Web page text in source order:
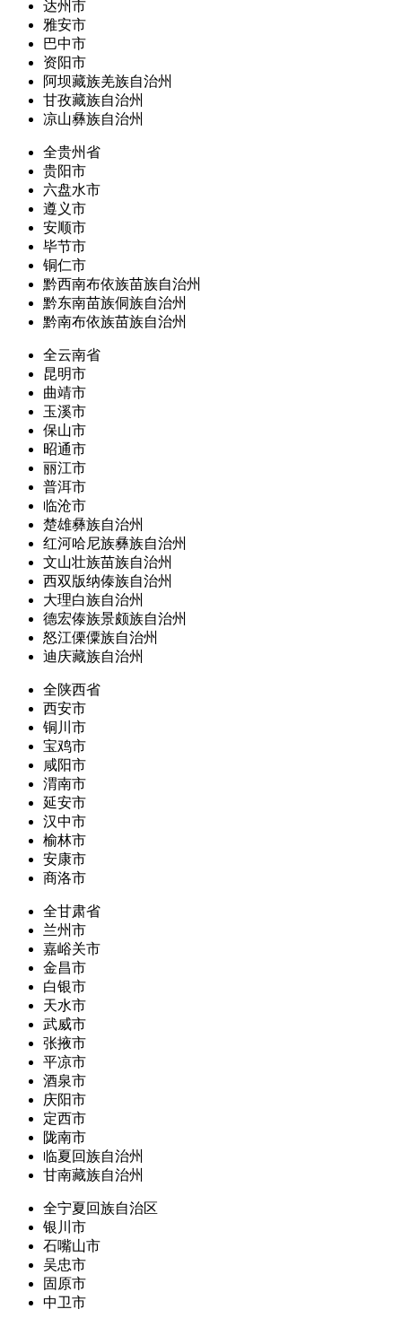
达州市
雅安市
巴中市
资阳市
阿坝藏族羌族自治州
甘孜藏族自治州
凉山彝族自治州
全贵州省
贵阳市
六盘水市
遵义市
安顺市
毕节市
铜仁市
黔西南布依族苗族自治州
黔东南苗族侗族自治州
黔南布依族苗族自治州
全云南省
昆明市
曲靖市
玉溪市
保山市
昭通市
丽江市
普洱市
临沧市
楚雄彝族自治州
红河哈尼族彝族自治州
文山壮族苗族自治州
西双版纳傣族自治州
大理白族自治州
德宏傣族景颇族自治州
怒江傈僳族自治州
迪庆藏族自治州
全陕西省
西安市
铜川市
宝鸡市
咸阳市
渭南市
延安市
汉中市
榆林市
安康市
商洛市
全甘肃省
兰州市
嘉峪关市
金昌市
白银市
天水市
武威市
张掖市
平凉市
酒泉市
庆阳市
定西市
陇南市
临夏回族自治州
甘南藏族自治州
全宁夏回族自治区
银川市
石嘴山市
吴忠市
固原市
中卫市